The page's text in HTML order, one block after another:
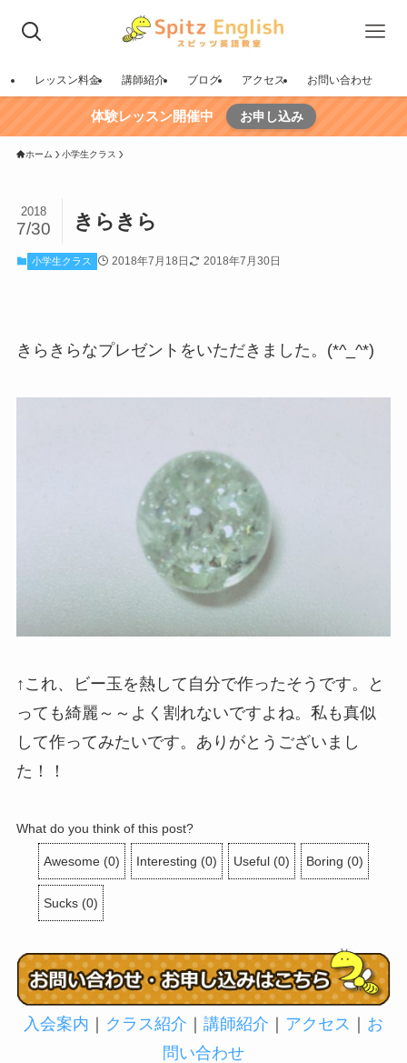
レッスン料金 講師紹介 ブログ アクセス お問い合わせ
体験レッスン開催中 お申し込み
ホーム 小学生クラス
きらきら
2018
7/30
小学生クラス 2018年7月18日 2018年7月30日
きらきらなプレゼントをいただきました。(*^_^*)
↑これ、ビー玉を熱して自分で作ったそうです。と
っても綺麗～～よく割れないですよね。私も真似
して作ってみたいです。ありがとうございまし
た！！
What do you think of this post?
Awesome (0) Interesting (0) Useful (0) Boring (0)
Sucks (0)
入会案内 ｜ クラス紹介 ｜ 講師紹介 ｜ アクセス ｜ お
問い合わせ